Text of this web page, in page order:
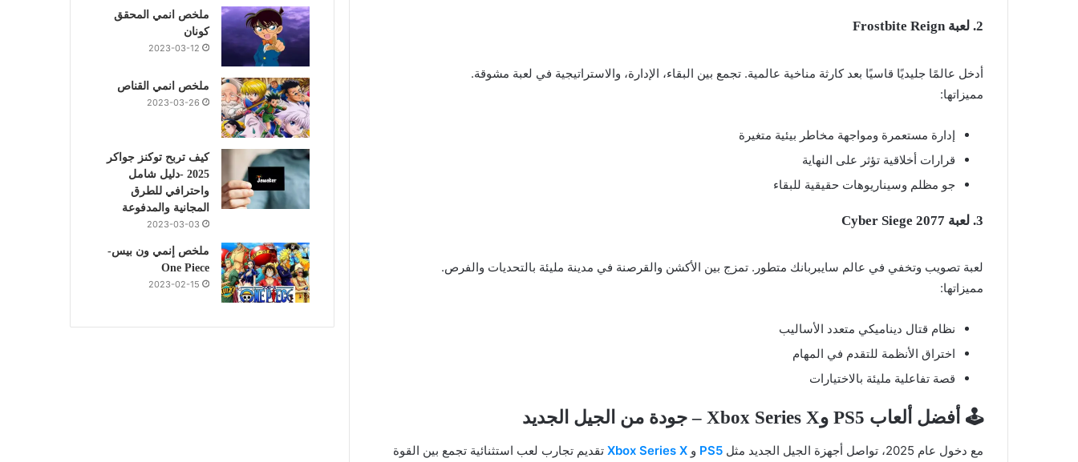
2. لعبة Frostbite Reign
أدخل عالمًا جليديًا قاسيًا بعد كارثة مناخية عالمية. تجمع بين البقاء، الإدارة، والاستراتيجية في لعبة مشوقة.
مميزاتها:
إدارة مستعمرة ومواجهة مخاطر بيئية متغيرة
قرارات أخلاقية تؤثر على النهاية
جو مظلم وسيناريوهات حقيقية للبقاء
3. لعبة Cyber Siege 2077
لعبة تصويب وتخفي في عالم سايبربانك متطور. تمزج بين الأكشن والقرصنة في مدينة مليئة بالتحديات والفرص.
مميزاتها:
نظام قتال ديناميكي متعدد الأساليب
اختراق الأنظمة للتقدم في المهام
قصة تفاعلية مليئة بالاختيارات
🕹️ أفضل ألعاب PS5 وXbox Series X – جودة من الجيل الجديد
مع دخول عام 2025، تواصل أجهزة الجيل الجديد مثل PS5 و Xbox Series X تقديم تجارب لعب استثنائية تجمع بين القوة
ملخص انمي المحقق
كونان
2023-03-12
ملخص انمي القناص
2023-03-26
كيف تربح توكنز جواكر
2025 -دليل شامل
واحترافي للطرق
المجانية والمدفوعة
2023-03-03
ملخص إنمي ون بيس-
One Piece
2023-02-15